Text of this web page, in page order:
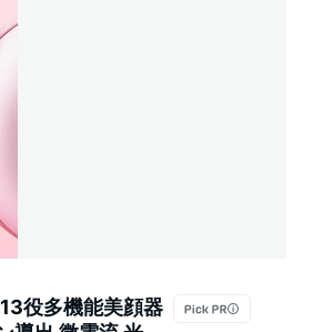
役多機能美顔器